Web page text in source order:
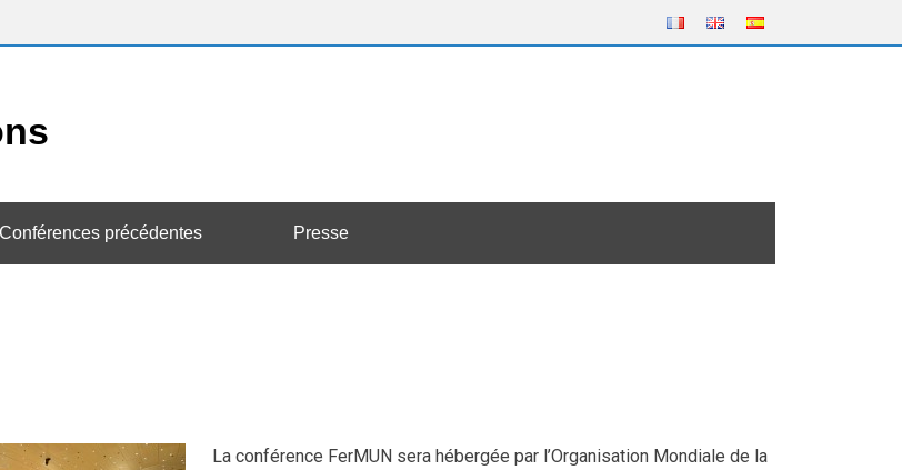
Conférences précédentes Presse
La conférence FerMUN sera hébergée par l’Organisation Mondiale de la